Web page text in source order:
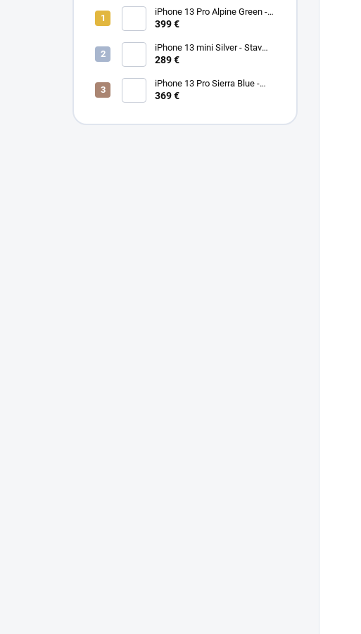
iPhone 13 Pro Alpine Green -
Stav PEKNÝ A/B 100%
399 €
iPhone 13 mini Silver - Stav
PEKNÝ A
289 €
iPhone 13 Pro Sierra Blue -
Stav PEKNÝ A/B
369 €